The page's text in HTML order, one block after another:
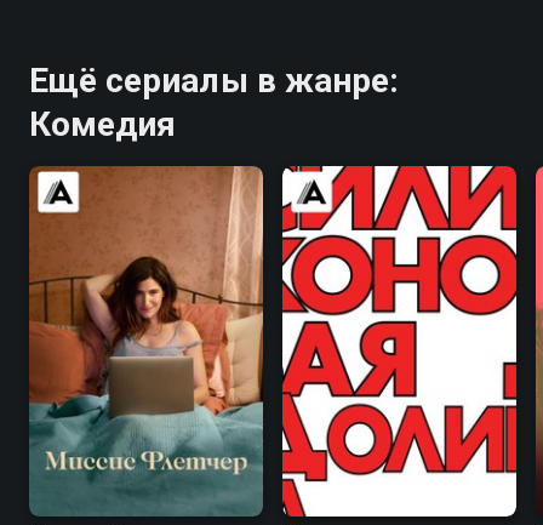
Ещё сериалы в жанре:
Комедия
6.5 7.1 8.4 8.5